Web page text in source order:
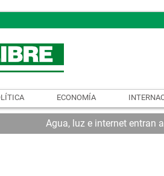
ECONOMÍA
Agua, luz e internet entran